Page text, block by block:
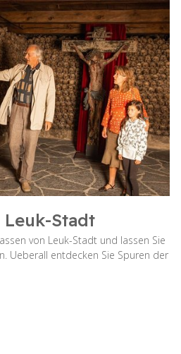
Stadt
von Leuk-Stadt und lassen Sie
Ueberall entdecken Sie Spuren der